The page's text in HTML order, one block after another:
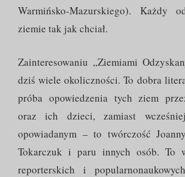
Warmińsko-Mazurskiego). Każdy
ziemie tak jak chciał.
Zainteresowaniu „Ziemiami
dziś wiele okoliczności. To dobra
próba opowiedzenia tych ziem
oraz ich dzieci, zamiast
opowiadanym – to twórczość
Tokarczuk i paru innych osób. To
reporterskich i